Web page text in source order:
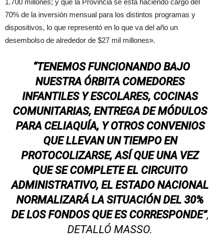
1.700 millones; y que la Provincia se está haciendo cargo del
70% de la inversión mensual para los distintos programas y
dispositivos, lo que representó en lo que va del año un
desembolso de alrededor de $27 mil millones».
“TENEMOS FUNCIONANDO BAJO
NUESTRA ÓRBITA COMEDORES
INFANTILES Y ESCOLARES, COCINAS
COMUNITARIAS, ENTREGA DE MÓDULOS
PARA CELIAQUÍA, Y OTROS CONVENIOS
QUE LLEVAN UN TIEMPO EN
PROTOCOLIZARSE, ASÍ QUE UNA VEZ
QUE SE COMPLETE EL CIRCUITO
ADMINISTRATIVO, EL ESTADO NACIONAL
NORMALIZARÁ LA SITUACIÓN DEL 30%
DE LOS FONDOS QUE ES CORRESPONDE”,
DETALLÓ MASSO.